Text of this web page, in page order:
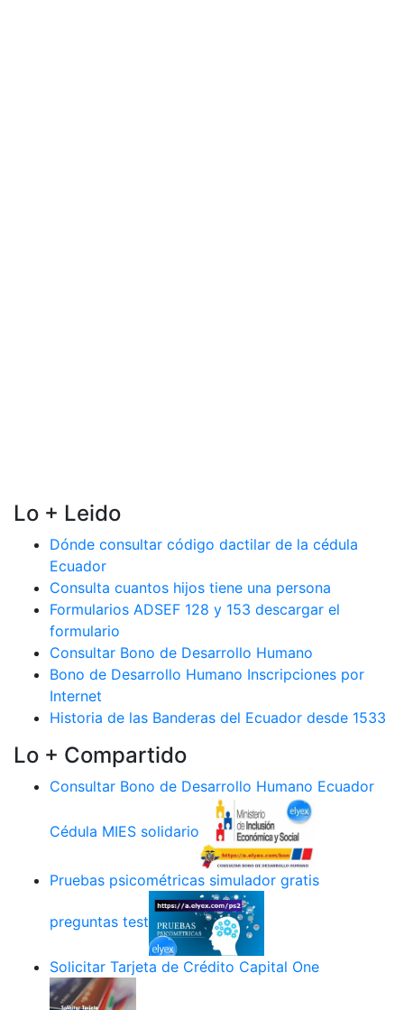
Lo + Leido
Dónde consultar código dactilar de la cédula
Ecuador
Consulta cuantos hijos tiene una persona
Formularios ADSEF 128 y 153 descargar el
formulario
Consultar Bono de Desarrollo Humano
Bono de Desarrollo Humano Inscripciones por
Internet
Historia de las Banderas del Ecuador desde 1533
Lo + Compartido
Consultar Bono de Desarrollo Humano Ecuador
Cédula MIES solidario
Pruebas psicométricas simulador gratis
preguntas test
Solicitar Tarjeta de Crédito Capital One